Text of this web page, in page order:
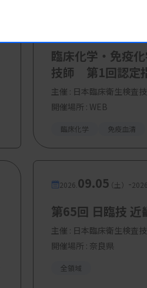
臨床化学・免疫
技師 第1回認定
主催 : 日本臨床衛生検査
開催場所 : WEB
臨床化学 免疫血清
2026. 09.05（土） -2026.
第65回 日臨技 近
主催 : 日本臨床衛生検査
開催場所 : 奈良県
全領域